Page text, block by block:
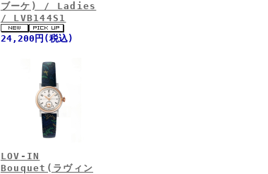
ブーケ) / Ladies
/ LVB144S1
24,200円(税込)
LOV-IN
Bouquet(ラヴィン